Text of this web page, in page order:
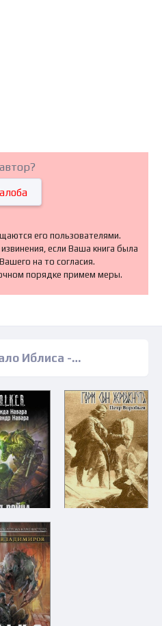
его пользователями.
если Ваша книга была
на то согласия.
порядке примем меры.
бесплатно полные версии